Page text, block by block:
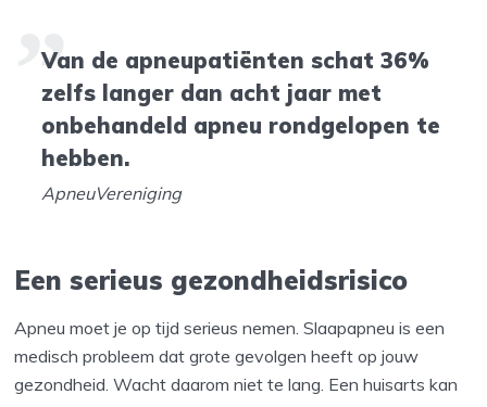
Van de apneupatiënten schat 36%
zelfs langer dan acht jaar met
onbehandeld apneu rondgelopen te
hebben.
ApneuVereniging
Een serieus gezondheidsrisico
Apneu moet je op tijd serieus nemen. Slaapapneu is een
medisch probleem dat grote gevolgen heeft op jouw
gezondheid. Wacht daarom niet te lang. Een huisarts kan